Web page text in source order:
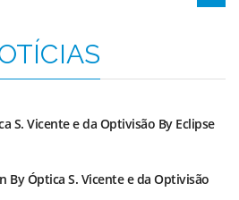
S. Vicente e da Optivisão By Eclipse
By Óptica S. Vicente e da Optivisão